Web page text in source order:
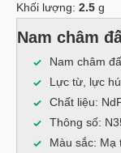
Khối lượng: 2.5 g
Nam châm
Nam châm
Lực từ, lực
Chất liệu:
Thông số:
Màu sắc: Mạ